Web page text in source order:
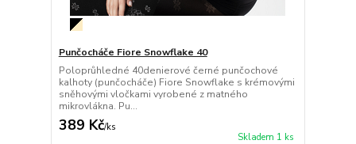
Punčocháče Fiore Snowflake 40
Poloprůhledné 40denierové černé punčochové
kalhoty (punčocháče) Fiore Snowflake s krémovými
sněhovými vločkami vyrobené z matného
mikrovlákna. Pu...
389 Kč/ks
Skladem 1 ks